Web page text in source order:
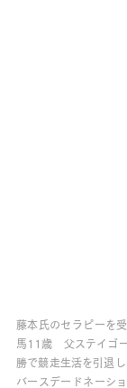
藤本氏のセラピーを
馬11歳　父ステイゴ
勝で競走生活を引退
バースデードネーシ